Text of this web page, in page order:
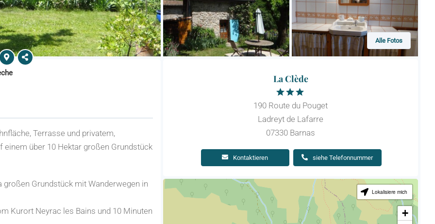
Alle Fotos
Terrasse und privatem,
einem über 10 Hektar großen Grundstück
großen Grundstück mit Wanderwegen in
Kurort Neyrac les Bains und 10 Minuten
La Clède
190 Route du Pouget
Ladreyt de Lafarre
07330 Barnas
Kontaktieren siehe Telefonnummer
Lokalisiere mich
+